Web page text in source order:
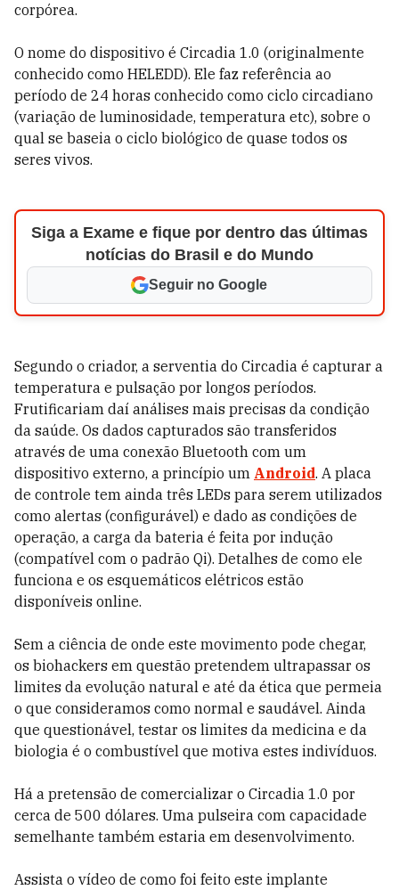
corpórea.
O nome do dispositivo é Circadia 1.0 (originalmente
conhecido como HELEDD). Ele faz referência ao
período de 24 horas conhecido como ciclo circadiano
(variação de luminosidade, temperatura etc), sobre o
qual se baseia o ciclo biológico de quase todos os
seres vivos.
Siga a Exame e fique por dentro das últimas
notícias do Brasil e do Mundo
Seguir no Google
Segundo o criador, a serventia do Circadia é capturar a
temperatura e pulsação por longos períodos.
Frutificariam daí análises mais precisas da condição
da saúde. Os dados capturados são transferidos
através de uma conexão Bluetooth com um
dispositivo externo, a princípio um Android. A placa
de controle tem ainda três LEDs para serem utilizados
como alertas (configurável) e dado as condições de
operação, a carga da bateria é feita por indução
(compatível com o padrão Qi). Detalhes de como ele
funciona e os esquemáticos elétricos estão
disponíveis online.
Sem a ciência de onde este movimento pode chegar,
os biohackers em questão pretendem ultrapassar os
limites da evolução natural e até da ética que permeia
o que consideramos como normal e saudável. Ainda
que questionável, testar os limites da medicina e da
biologia é o combustível que motiva estes indivíduos.
Há a pretensão de comercializar o Circadia 1.0 por
cerca de 500 dólares. Uma pulseira com capacidade
semelhante também estaria em desenvolvimento.
Assista o vídeo de como foi feito este implante